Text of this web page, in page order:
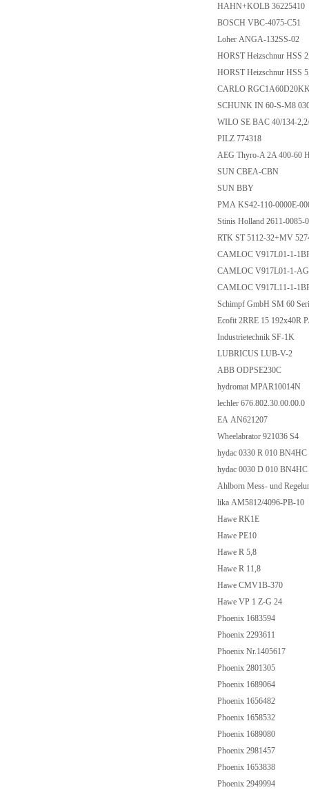
HAHN+KOLB 36225410
BOSCH VBC-4075-C51
Loher ANGA-132SS-02
HORST Heizschnur HSS
HORST Heizschnur HSS
CARLO
SCHUNK IN 60-S-M8
WILO SE BAC 40/134-
PILZ 774318
AEG Thyro-A 2A 400-60
SUN CBEA-CBN
SUN BBY
PMA KS42-110-0000E-
Stinis Holland 2611-
RTK ST 5112-32+MV
CAMLOC V917L01-1-
CAMLOC V917L01-1-
CAMLOC V917L11-1-
Schimpf GmbH SM 60
Ecofit 2RRE 15 192x40R
Industrietechnik SF-1K
LUBRICUS LUB-V-2
ABB ODPSE230C
hydromat MPAR10014N
lechler 676.802.30.00.00.0
EA AN621207
Wheelabrator 921036 S4
hydac 0330 R 010
hydac 0030 D 010
Ahlborn Mess- und
lika AM5812/4096-PB-10
Hawe RK1E
Hawe PE10
Hawe R 5,8
Hawe R 11,8
Hawe CMV1B-370
Hawe VP 1 Z-G 24
Phoenix 1683594
Phoenix 2293611
Phoenix Nr.1405617
Phoenix 2801305
Phoenix 1689064
Phoenix 1656482
Phoenix 1658532
Phoenix 1689080
Phoenix 2981457
Phoenix 1653838
Phoenix 2949994